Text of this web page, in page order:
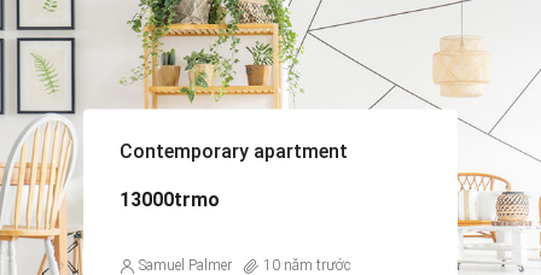
Contemporary apartment
13000trmo
Samuel Palmer 10 năm trước